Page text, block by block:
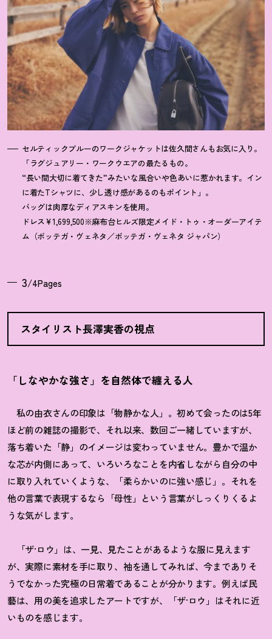
セルティックブルーのワークジャケットは佐久間さんもお気に入り。
「ラグジュアリー・ワークウエアの最たるもの。
“長い間大切に着てきた”みたいな風合いや色あいに惹かれます。イン
に着たTシャツに、少し透け感があるのもポイント」。
バッグは肉厚なディアスキンを使用。
ドレス¥1,699,500※麻布台ヒルズ限定メイド・トゥ・オーダーアイテ
ム（ボッテガ・ヴェネタ／ボッテガ・ヴェネタ ジャパン）
3/4Pages
スタイリスト長澤実香の視点
「しなやかな強さ」を自然体で纏える人
私の由衣さんの印象は「物静かな人」。初めて会ったのは5年
ほど前の雑誌の撮影で、それ以来、数回ご一緒していますが、
落ち着いた「静」のイメージは変わっていません。豊かで温か
な芯が内側にあって、いろいろなことを内省しながら自分の中
に取り入れていくような、「柔らかいのに強い感じ」。それを
他の言葉で表現するなら「母性」という言葉がしっくりくるよ
うな気がします。
「ザ·ロウ」は、一見、見たことがあるような服に見えます
が、実際に素材を手に取り、袖を通してみれば、今までありそ
うでなかった究極の日常着であることが分かります。例えば民
藝は、用の美を追求したアートですが、「ザ·ロウ」はそれに近
いものを感じます。